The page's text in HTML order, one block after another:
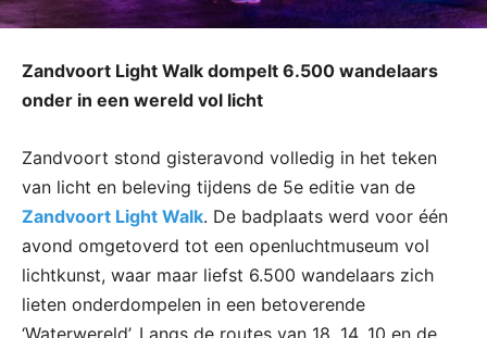
Zandvoort Light Walk dompelt 6.500 wandelaars
onder in een wereld vol licht
Zandvoort stond gisteravond volledig in het teken
van licht en beleving tijdens de 5e editie van de
Zandvoort Light Walk. De badplaats werd voor één
avond omgetoverd tot een openluchtmuseum vol
lichtkunst, waar maar liefst 6.500 wandelaars zich
lieten onderdompelen in een betoverende